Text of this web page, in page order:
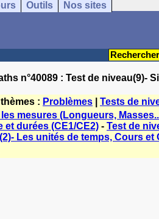
Outils Nos sites
n°40089 : Test de niveau(9)-
: Problèmes Tests de
mesures (Longueurs,
et durées (CE1/CE2) - Test de
Les unités de temps, Cours et